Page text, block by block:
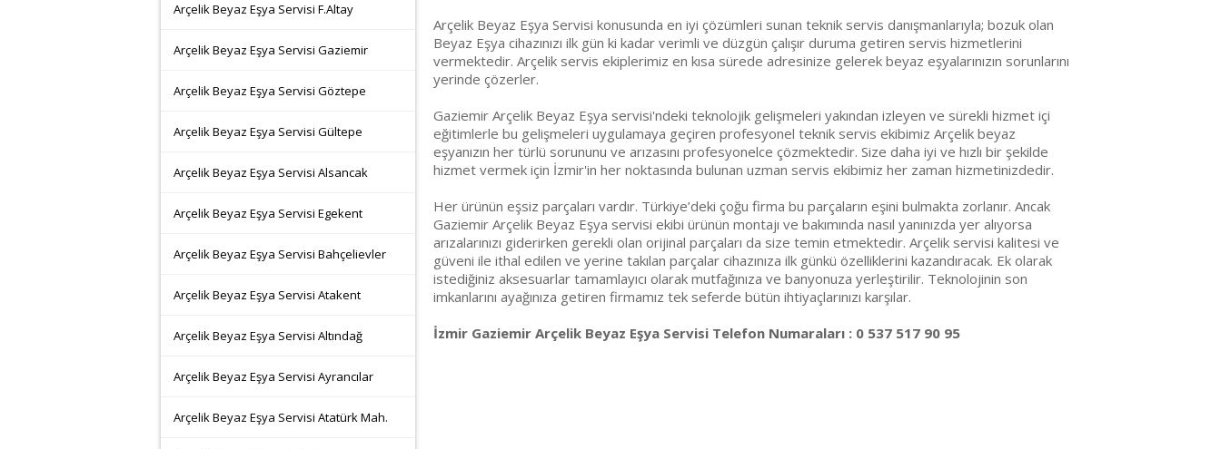
Arçelik Beyaz Eşya Servisi konusunda en iyi çözümleri sunan teknik servis danışmanlarıyla; bozuk olan
Beyaz Eşya cihazınızı ilk gün ki kadar verimli ve düzgün çalışır duruma getiren servis hizmetlerini
vermektedir. Arçelik servis ekiplerimiz en kısa sürede adresinize gelerek beyaz eşyalarınızın sorunlarını
yerinde çözerler.
Gaziemir Arçelik Beyaz Eşya servisi'ndeki teknolojik gelişmeleri yakından izleyen ve sürekli hizmet içi
eğitimlerle bu gelişmeleri uygulamaya geçiren profesyonel teknik servis ekibimiz Arçelik beyaz
eşyanızın her türlü sorununu ve arızasını profesyonelce çözmektedir. Size daha iyi ve hızlı bir şekilde
hizmet vermek için İzmir'in her noktasında bulunan uzman servis ekibimiz her zaman hizmetinizdedir.
Her ürünün eşsiz parçaları vardır. Türkiye’deki çoğu firma bu parçaların eşini bulmakta zorlanır. Ancak
Gaziemir Arçelik Beyaz Eşya servisi ekibi ürünün montajı ve bakımında nasıl yanınızda yer alıyorsa
arızalarınızı giderirken gerekli olan orijinal parçaları da size temin etmektedir. Arçelik servisi kalitesi ve
güveni ile ithal edilen ve yerine takılan parçalar cihazınıza ilk günkü özelliklerini kazandıracak. Ek olarak
istediğiniz aksesuarlar tamamlayıcı olarak mutfağınıza ve banyonuza yerleştirilir. Teknolojinin son
imkanlarını ayağınıza getiren firmamız tek seferde bütün ihtiyaçlarınızı karşılar.
İzmir Gaziemir Arçelik Beyaz Eşya Servisi Telefon Numaraları : 0 537 517 90 95
Arçelik Beyaz Eşya Servisi F.Altay
Arçelik Beyaz Eşya Servisi Gaziemir
Arçelik Beyaz Eşya Servisi Göztepe
Arçelik Beyaz Eşya Servisi Gültepe
Arçelik Beyaz Eşya Servisi Alsancak
Arçelik Beyaz Eşya Servisi Egekent
Arçelik Beyaz Eşya Servisi Bahçelievler
Arçelik Beyaz Eşya Servisi Atakent
Arçelik Beyaz Eşya Servisi Altındağ
Arçelik Beyaz Eşya Servisi Ayrancılar
Arçelik Beyaz Eşya Servisi Atatürk Mah.